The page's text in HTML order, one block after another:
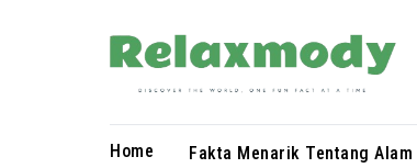
Home Fakta Menarik Tentang Alam